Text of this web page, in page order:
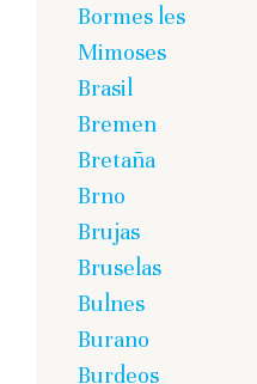
Bormes les
Mimoses
Brasil
Bremen
Bretaña
Brno
Brujas
Bruselas
Bulnes
Burano
Burdeos